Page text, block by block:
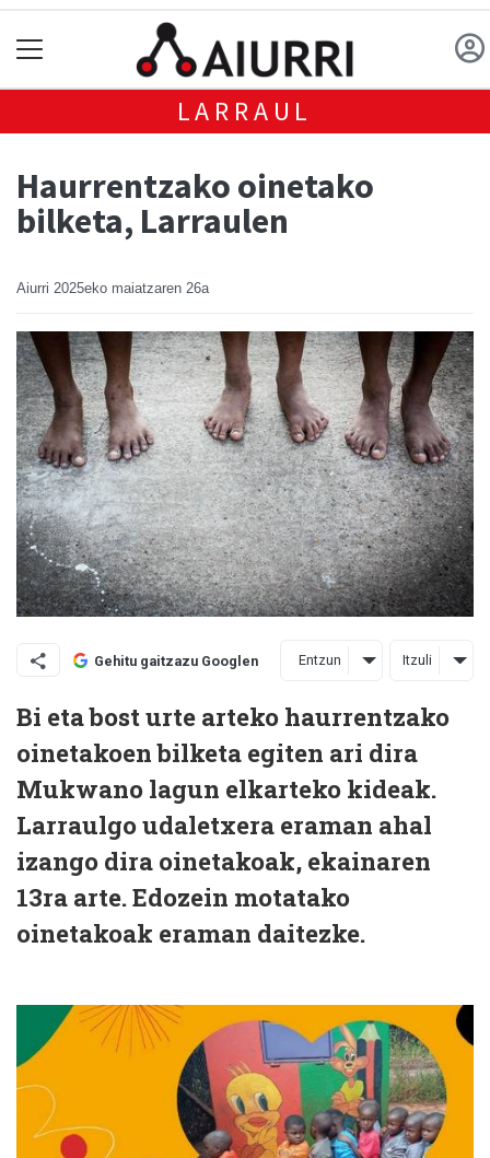
LARRAUL
Haurrentzako oinetako
bilketa, Larraulen
Aiurri 2025eko maiatzaren 26a
Gehitu gaitzazu Googlen Entzun Itzuli
Bi eta bost urte arteko haurrentzako
oinetakoen bilketa egiten ari dira
Mukwano lagun elkarteko kideak.
Larraulgo udaletxera eraman ahal
izango dira oinetakoak, ekainaren
13ra arte. Edozein motatako
oinetakoak eraman daitezke.